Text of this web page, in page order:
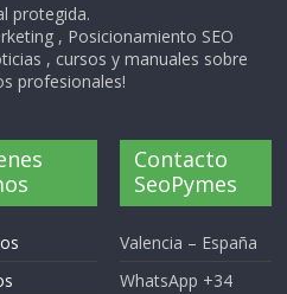
protegida.
, Posicionamiento SEO
, cursos y manuales sobre
profesionales!
Contacto
SeoPymes
Valencia – España
WhatsApp +34